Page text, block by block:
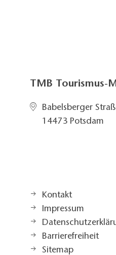
TMB Tourismus-
Babelsberger
14473 Potsdam
Kontakt
Impressum
Barrierefreiheit
Sitemap